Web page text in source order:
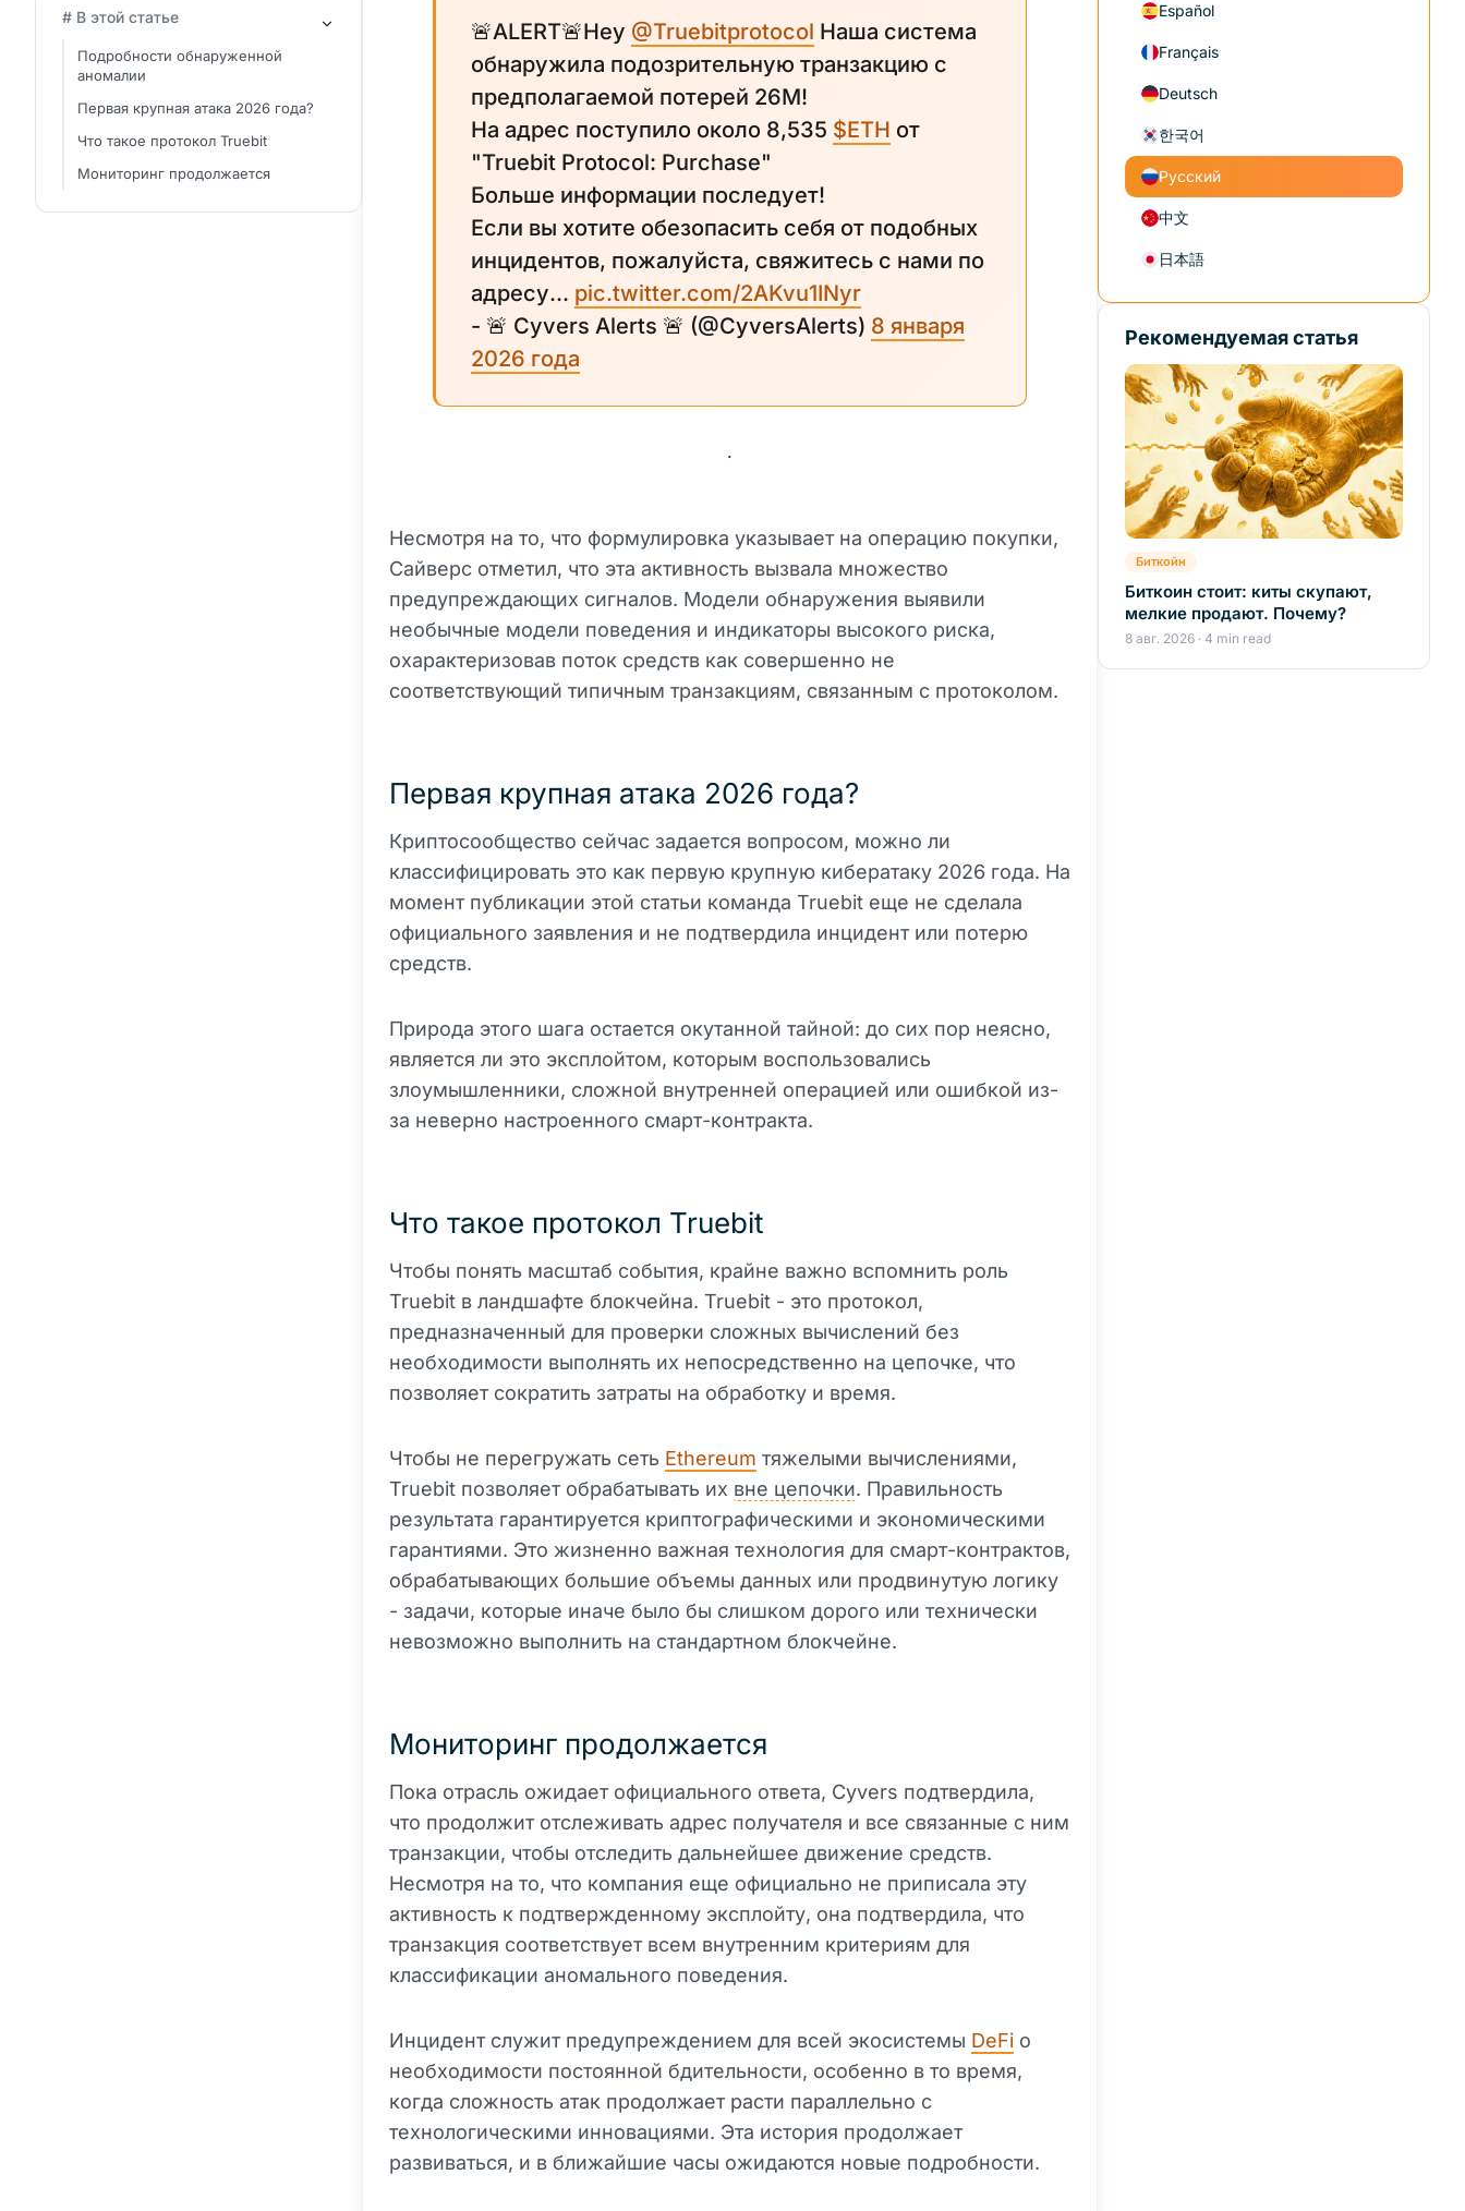
🚨ALERT🚨Hey @Truebitprotocol Наша система
обнаружила подозрительную транзакцию с
предполагаемой потерей 26M!
На адрес поступило около 8,535 $ETH от
"Truebit Protocol: Purchase"
Больше информации последует!
Если вы хотите обезопасить себя от подобных
инцидентов, пожалуйста, свяжитесь с нами по
адресу... pic.twitter.com/2AKvu1INyr
- 🚨 Cyvers Alerts 🚨 (@CyversAlerts) 8 января
2026 года
.
Несмотря на то, что формулировка указывает на операцию покупки,
Сайверс отметил, что эта активность вызвала множество
предупреждающих сигналов. Модели обнаружения выявили
необычные модели поведения и индикаторы высокого риска,
охарактеризовав поток средств как совершенно не
соответствующий типичным транзакциям, связанным с протоколом.
Первая крупная атака 2026 года?
Криптосообщество сейчас задается вопросом, можно ли
классифицировать это как первую крупную кибератаку 2026 года. На
момент публикации этой статьи команда Truebit еще не сделала
официального заявления и не подтвердила инцидент или потерю
средств.
Природа этого шага остается окутанной тайной: до сих пор неясно,
является ли это эксплойтом, которым воспользовались
злоумышленники, сложной внутренней операцией или ошибкой из-
за неверно настроенного смарт-контракта.
Что такое протокол Truebit
Чтобы понять масштаб события, крайне важно вспомнить роль
Truebit в ландшафте блокчейна. Truebit - это протокол,
предназначенный для проверки сложных вычислений без
необходимости выполнять их непосредственно на цепочке, что
позволяет сократить затраты на обработку и время.
Чтобы не перегружать сеть Ethereum тяжелыми вычислениями,
Truebit позволяет обрабатывать их вне цепочки. Правильность
результата гарантируется криптографическими и экономическими
гарантиями. Это жизненно важная технология для смарт-контрактов,
обрабатывающих большие объемы данных или продвинутую логику
- задачи, которые иначе было бы слишком дорого или технически
невозможно выполнить на стандартном блокчейне.
Мониторинг продолжается
Пока отрасль ожидает официального ответа, Cyvers подтвердила,
что продолжит отслеживать адрес получателя и все связанные с ним
транзакции, чтобы отследить дальнейшее движение средств.
Несмотря на то, что компания еще официально не приписала эту
активность к подтвержденному эксплойту, она подтвердила, что
транзакция соответствует всем внутренним критериям для
классификации аномального поведения.
Инцидент служит предупреждением для всей экосистемы DeFi о
необходимости постоянной бдительности, особенно в то время,
когда сложность атак продолжает расти параллельно с
технологическими инновациями. Эта история продолжает
развиваться, и в ближайшие часы ожидаются новые подробности.
# В этой статье
Подробности обнаруженной
аномалии
Первая крупная атака 2026 года?
Что такое протокол Truebit
Мониторинг продолжается
Español
Français
Deutsch
한국어
Русский
中文
日本語
Рекомендуемая статья
Биткойн
Биткоин стоит: киты скупают,
мелкие продают. Почему?
8 авг. 2026 · 4 min read